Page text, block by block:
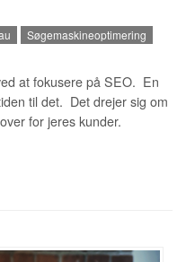
Søgemaskineoptimering
at fokusere på SEO. En
til det. Det drejer sig om
for jeres kunder.